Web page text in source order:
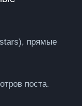
прямые
поста.